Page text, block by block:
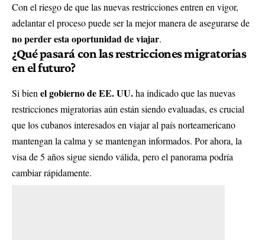
Con el riesgo de que las nuevas restricciones entren en vigor,
adelantar el proceso puede ser la mejor manera de asegurarse de
no perder esta oportunidad de viajar.
¿Qué pasará con las restricciones migratorias
en el futuro?
Si bienel gobierno de EE. UU.ha indicado que las nuevas
restricciones migratorias aún están siendo evaluadas, es crucial
que los cubanos interesados en viajar al país norteamericano
mantengan la calma y se mantengan informados. Por ahora, la
visa de 5 años sigue siendo válida, pero el panorama podría
cambiar rápidamente.